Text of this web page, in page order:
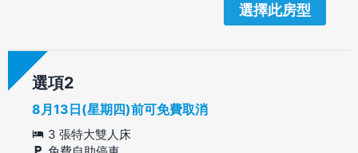
選擇此房型
選項
8月13日(星期四)前可免費取消
3 張特大雙人床